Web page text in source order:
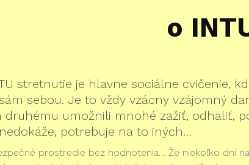
o
stretnutie je hlavne sociálne cvičenie,
sebou. Je to vždy vzácny vzájomný
druhému umožnili mnohé zažiť, odhaliť,
potrebuje na to iných…
prostredie bez hodnotenia… Že niekoľko dní